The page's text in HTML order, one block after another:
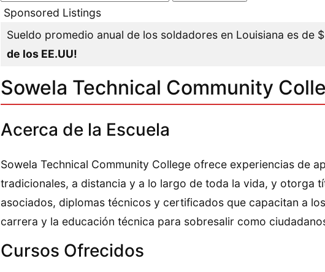
Sponsored Listings
Sueldo promedio anual de los soldadores en Louisiana es de
de los EE.UU!
Sowela Technical Community
Acerca de la Escuela
Sowela Technical Community College ofrece experiencias de
tradicionales, a distancia y a lo largo de toda la vida, y otorga
asociados, diplomas técnicos y certificados que capacitan a
carrera y la educación técnica para sobresalir como
Cursos Ofrecidos